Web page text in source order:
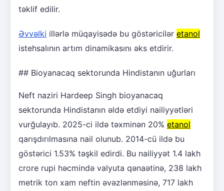
təklif edilir.
Əvvəlki illərlə müqayisədə bu göstəricilər etanol
istehsalının artım dinamikasını əks etdirir.
## Bioyanacaq sektorunda Hindistanın uğurları
Neft naziri Hardeep Singh bioyanacaq
sektorunda Hindistanın əldə etdiyi nailiyyətləri
vurğulayıb. 2025-ci ildə təxminən 20% etanol
qarışdırılmasına nail olunub. 2014-cü ildə bu
göstərici 1.53% təşkil edirdi. Bu nailiyyət 1.4 lakh
crore rupi həcmində valyuta qənaətinə, 238 lakh
metrik ton xam neftin əvəzlənməsinə, 717 lakh